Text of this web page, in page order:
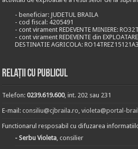
- beneficiar: JUDETUL BRAILA
- cod fiscal: 4205491
- cont virament REDEVENTE MINIERE:
- cont virament REDEVENTE din
DESTINATIE AGRICOLA:
Relații cu publicul
Telefon:0239.619.600, int. 202 sau 231
E-mail:consiliu@cjbraila.ro,violeta@portal-
Functionarul resposabil cu difuzarea
- Serbu Violeta, consilier